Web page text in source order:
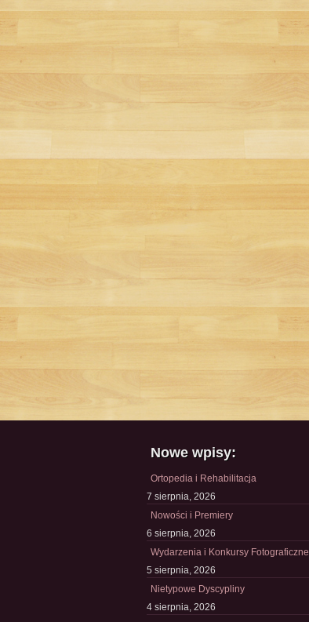
Nowe wpisy:
Ortopedia i Rehabilitacja
7 sierpnia, 2026
Nowości i Premiery
6 sierpnia, 2026
Wydarzenia i Konkursy Fotograficzne
5 sierpnia, 2026
Nietypowe Dyscypliny
4 sierpnia, 2026